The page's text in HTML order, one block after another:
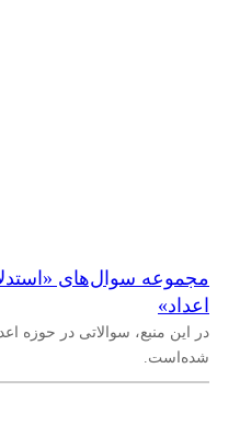
مجموعه سوال‌های
اعداد»
در این منبع، سوالاتی در حوزه
شده‌است.